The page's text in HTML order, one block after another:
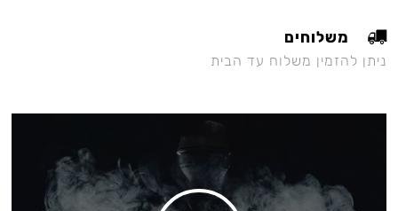
משלוחים
ניתן להזמין משלוח עד הבית